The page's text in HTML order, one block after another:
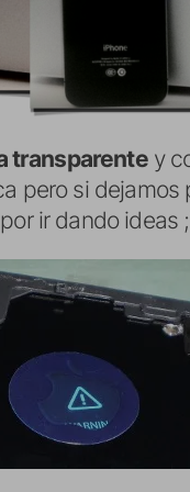
transparentey
pero si
ir dando ideas